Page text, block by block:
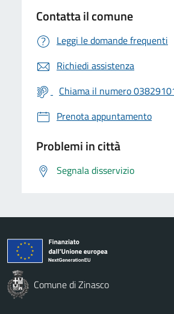
Contatta il comune
Leggi le domande frequenti
Richiedi assistenza
Chiama il numero
Prenota appuntamento
Problemi in città
Segnala disservizio
Comune di Zinasco